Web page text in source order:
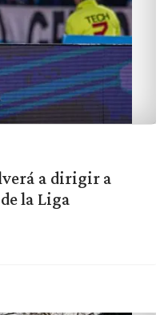
a dirigir a
la Liga